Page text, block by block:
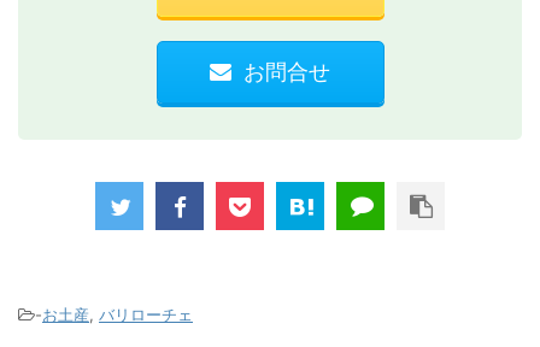
お問合せ
-お土産, バリローチェ